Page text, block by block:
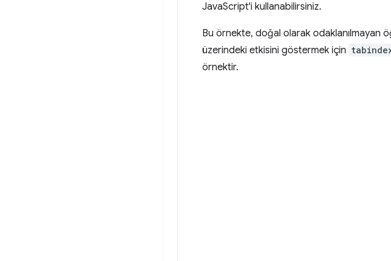
JavaScript'i kullanabilirsiniz.
Bu örnekte, doğal olarak odaklanılmayan
üzerindeki etkisini göstermek için
örnektir.